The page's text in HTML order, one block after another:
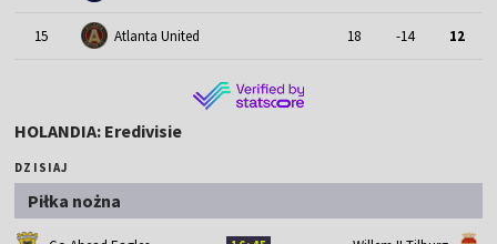
15 Atlanta United 18 -14 12
HOLANDIA: Eredivisie
DZISIAJ
Piłka nożna